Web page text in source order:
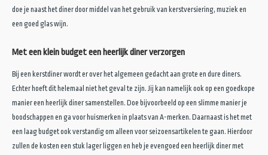
doe je naast het diner door middel van het gebruik van kerstversiering, muziek en
een goed glas wijn.
Met een klein budget een heerlijk diner verzorgen
Bij een kerstdiner wordt er over het algemeen gedacht aan grote en dure diners.
Echter hoeft dit helemaal niet het geval te zijn. Jij kan namelijk ook op een goedkope
manier een heerlijk diner samenstellen. Doe bijvoorbeeld op een slimme manier je
boodschappen en ga voor huismerken in plaats van A-merken. Daarnaast is het met
een laag budget ook verstandig om alleen voor seizoensartikelen te gaan. Hierdoor
zullen de kosten een stuk lager liggen en heb je evengoed een heerlijk diner met